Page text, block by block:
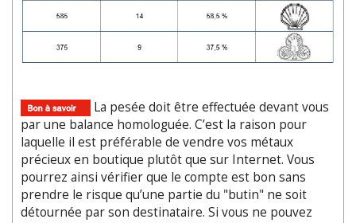
La pesée doit être effectuée devant vous
par une balance homologuée. C’est la raison pour
laquelle il est préférable de vendre vos métaux
précieux en boutique plutôt que sur Internet. Vous
pourrez ainsi vérifier que le compte est bon sans
prendre le risque qu’une partie du "butin" ne soit
détournée par son destinataire. Si vous ne pouvez